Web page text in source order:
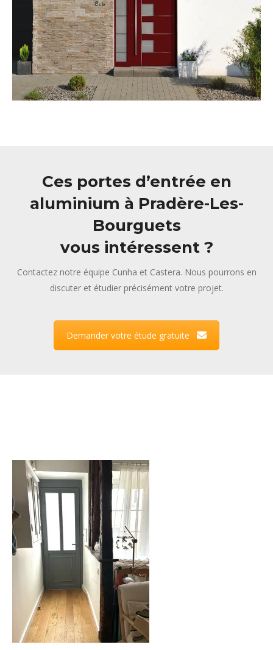
Ces portes d’entrée en
aluminium à Pradère-Les-
Bourguets
vous intéressent ?
Contactez notre équipe Cunha et Castera. Nous pourrons en
discuter et étudier précisément votre projet.
Demander votre étude gratuite